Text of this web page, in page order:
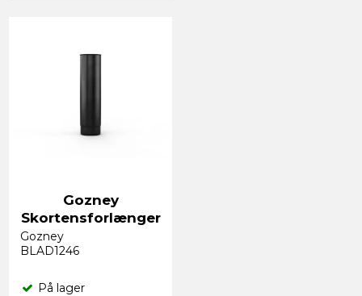
Gozney
Skortensforlænger
Gozney
BLAD1246
På lager